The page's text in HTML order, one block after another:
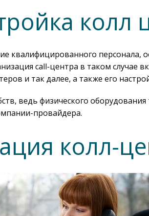
колл
квалифицированного персонала,
call-центра в таком случае
и так далее, а также его
ведь физического оборудования
провайдера.
колл-